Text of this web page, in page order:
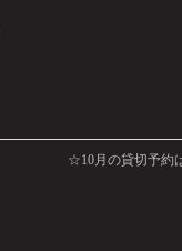
☆10月の貸切予